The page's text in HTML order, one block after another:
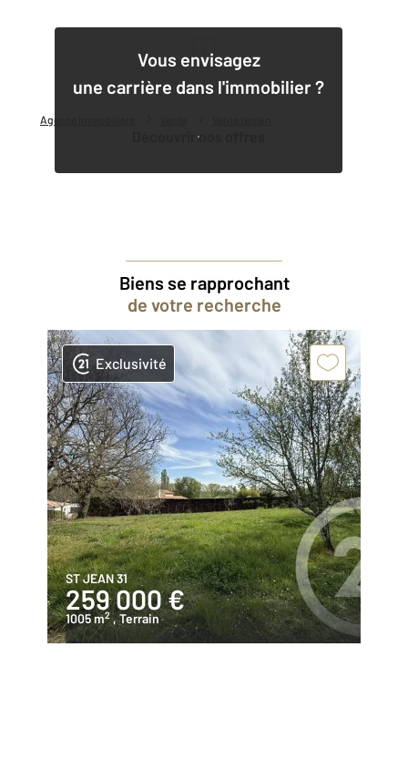
Agence immobilière
Vous envisagez
une carrière dans l'immobilier ?
Découvrir nos offres
Biens se rapprochant
de votre recherche
Exclusivité
ST JEAN 31
259 000 €
1005 m2 , Terrain